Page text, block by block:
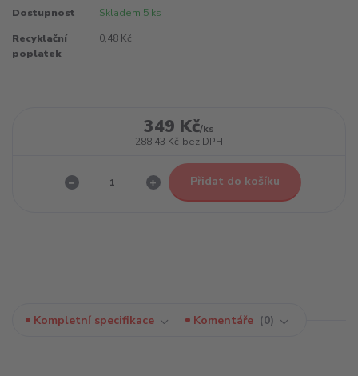
Dostupnost Skladem 5 ks
Recyklační
poplatek
0,48 Kč
349 Kč/ks
288,43 Kč bez DPH
Přidat do košíku
Kompletní specifikace Komentáře 0